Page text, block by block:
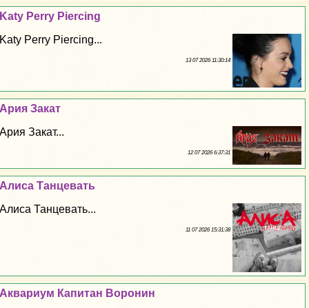
Katy Perry Piercing
Katy Perry Piercing...
13 07 2026 11:30:14
Ария Закат
Ария Закат...
12 07 2026 6:37:31
Алиса Танцевать
Алиса Танцевать...
11 07 2026 15:31:38
Аквариум Капитан Воронин